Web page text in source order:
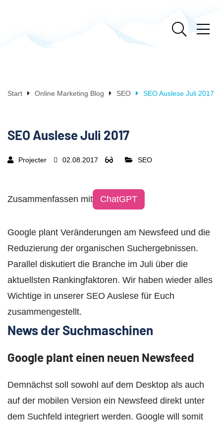
Start Online Marketing Blog SEO SEO Auslese Juli 2017
SEO Auslese Juli 2017
Projecter 02.08.2017 SEO
Zusammenfassen mit ChatGPT
Google plant Veränderungen am Newsfeed und die
Reduzierung der organischen Suchergebnissen.
Parallel diskutiert die Branche im Juli über die
aktuellsten Rankingfaktoren. Wir haben wieder alles
Wichtige in unserer SEO Auslese für Euch
zusammengestellt.
News der Suchmaschinen
Google plant einen neuen Newsfeed
Demnächst soll sowohl auf dem Desktop als auch
auf der mobilen Version ein Newsfeed direkt unter
dem Suchfeld integriert werden. Google will somit